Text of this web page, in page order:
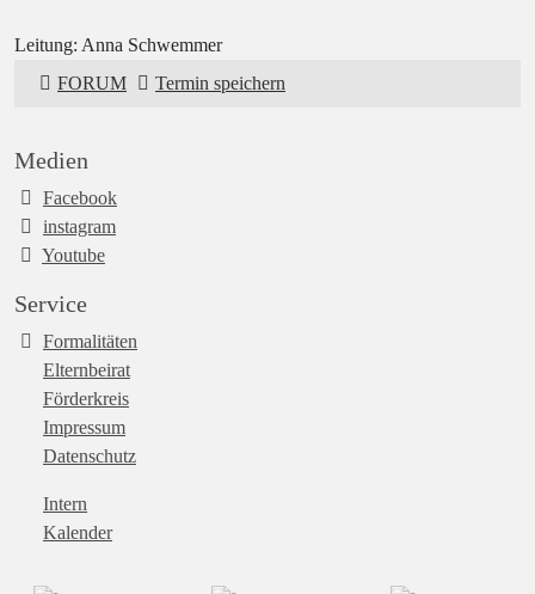
Leitung: Anna Schwemmer
FORUM
Termin speichern
Medien
Facebook
instagram
Youtube
Service
Formalitäten
Elternbeirat
Förderkreis
Impressum
Datenschutz
Intern
Kalender